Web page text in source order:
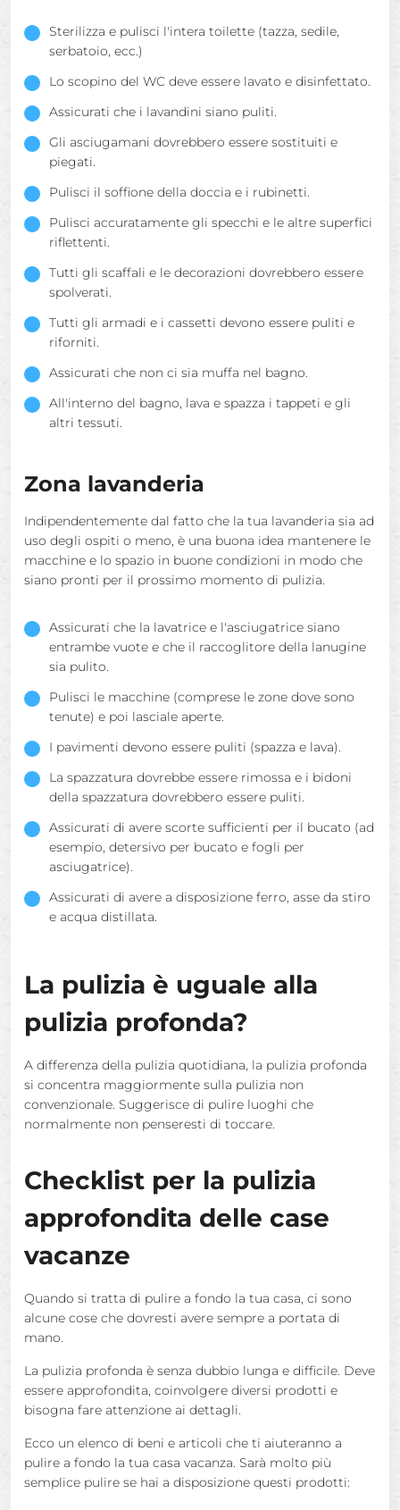
Sterilizza e pulisci l'intera toilette (tazza, sedile,
serbatoio, ecc.)
Lo scopino del WC deve essere lavato e disinfettato.
Assicurati che i lavandini siano puliti.
Gli asciugamani dovrebbero essere sostituiti e
piegati.
Pulisci il soffione della doccia e i rubinetti.
Pulisci accuratamente gli specchi e le altre superfici
riflettenti.
Tutti gli scaffali e le decorazioni dovrebbero essere
spolverati.
Tutti gli armadi e i cassetti devono essere puliti e
riforniti.
Assicurati che non ci sia muffa nel bagno.
All'interno del bagno, lava e spazza i tappeti e gli
altri tessuti.
Zona lavanderia
Indipendentemente dal fatto che la tua lavanderia sia ad
uso degli ospiti o meno, è una buona idea mantenere le
macchine e lo spazio in buone condizioni in modo che
siano pronti per il prossimo momento di pulizia.
Assicurati che la lavatrice e l'asciugatrice siano
entrambe vuote e che il raccoglitore della lanugine
sia pulito.
Pulisci le macchine (comprese le zone dove sono
tenute) e poi lasciale aperte.
I pavimenti devono essere puliti (spazza e lava).
La spazzatura dovrebbe essere rimossa e i bidoni
della spazzatura dovrebbero essere puliti.
Assicurati di avere scorte sufficienti per il bucato (ad
esempio, detersivo per bucato e fogli per
asciugatrice).
Assicurati di avere a disposizione ferro, asse da stiro
e acqua distillata.
La pulizia è uguale alla
pulizia profonda?
A differenza della pulizia quotidiana, la pulizia profonda
si concentra maggiormente sulla pulizia non
convenzionale. Suggerisce di pulire luoghi che
normalmente non penseresti di toccare.
Checklist per la pulizia
approfondita delle case
vacanze
Quando si tratta di pulire a fondo la tua casa, ci sono
alcune cose che dovresti avere sempre a portata di
mano.
La pulizia profonda è senza dubbio lunga e difficile. Deve
essere approfondita, coinvolgere diversi prodotti e
bisogna fare attenzione ai dettagli.
Ecco un elenco di beni e articoli che ti aiuteranno a
pulire a fondo la tua casa vacanza. Sarà molto più
semplice pulire se hai a disposizione questi prodotti: